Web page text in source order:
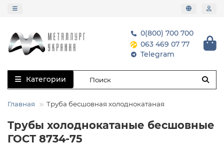
0(800) 700 700
063 469 07 77
Telegram
Категории
Главная Труба бесшовная холоднокатаная
Трубы холоднокатаные бесшовные
ГОСТ 8734-75